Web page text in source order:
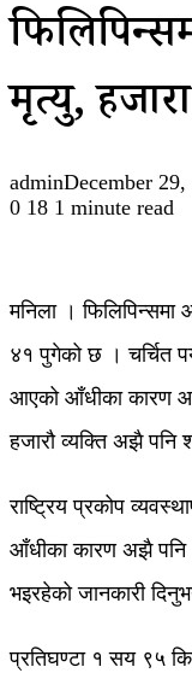
मृत्यु,
adminDecember 29,
0 18 1 minute read
मनिला ।
४१ पुगेको छ । चर्चित
आएको आँधीका कारण
हजारौ व्यक्ति अझै पनि
राष्ट्रिय प्रकोप
आँधीका कारण अझै पनि
भइरहेको जानकारी
प्रतिघण्टा १ सय ९५